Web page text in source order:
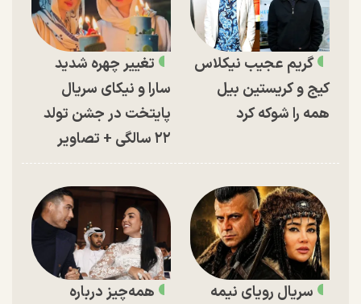
گریم عجیب نیکلاس
کیج و کریستین بیل
همه را شوکه کرد
تغییر چهره شدید
سارا و نیکای سریال
پایتخت در جشن تولد
۲۲ سالگی + تصاویر
سریال رویای نیمه
همه‌چیز درباره